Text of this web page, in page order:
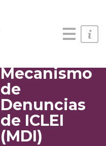
Mecanismo
de
Denuncias
de ICLEI
(MDI)